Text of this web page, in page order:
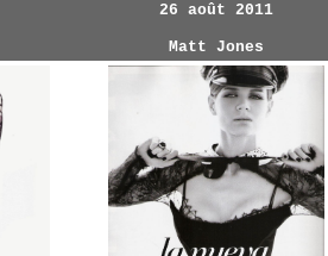
26 août 2011
Matt Jones